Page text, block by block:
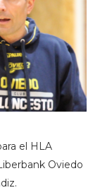
el HLA
Oviedo